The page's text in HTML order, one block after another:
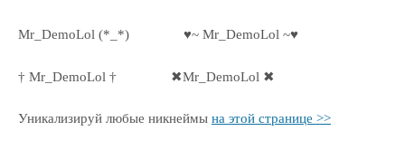
Mr_DemoLol (*_*) ♥~ Mr_DemoLol ~♥
† Mr_DemoLol † ✖Mr_DemoLol ✖
Уникализируй любые никнеймы на этой странице >>